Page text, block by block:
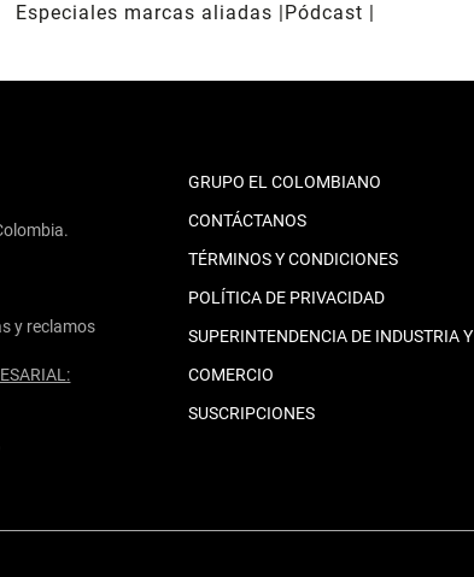
Especiales marcas aliadas
Pódcast
y reclamos
GRUPO EL COLOMBIANO
CONTÁCTANOS
TÉRMINOS Y CONDICIONES
POLÍTICA DE PRIVACIDAD
SUPERINTENDENCIA DE INDUSTRIA Y
COMERCIO
SUSCRIPCIONES